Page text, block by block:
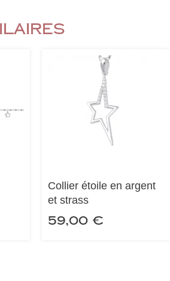
Collier étoile en argent
et strass
59,00 €